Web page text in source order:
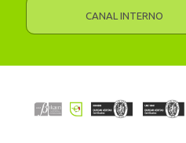
CANAL INTERNO